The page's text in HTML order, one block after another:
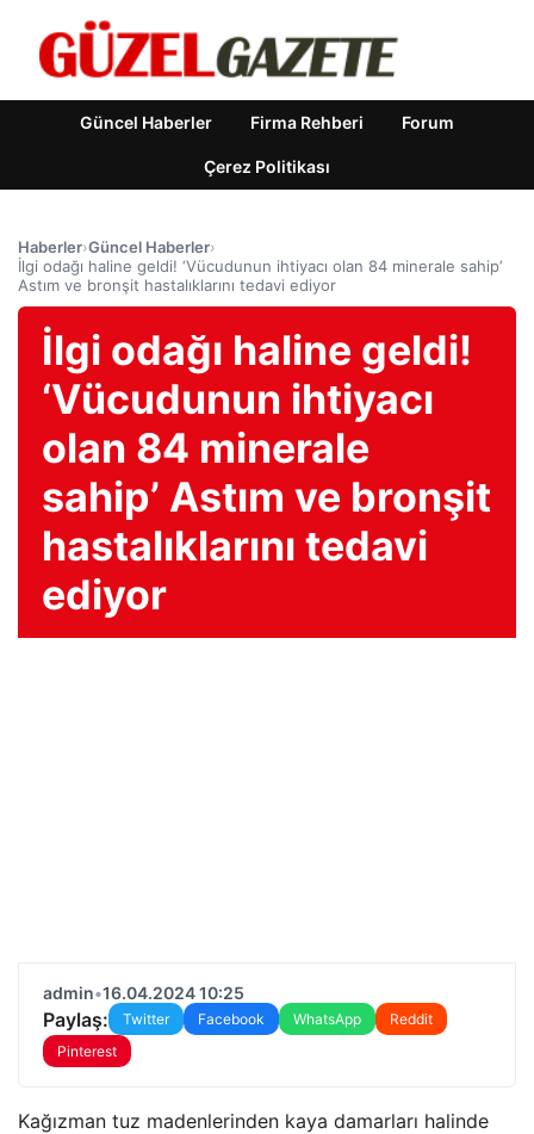
Güncel Haberler Firma Rehberi Forum
Çerez Politikası
Haberler›Güncel Haberler›
İlgi odağı haline geldi! ‘Vücudunun ihtiyacı olan 84 minerale sahip’
Astım ve bronşit hastalıklarını tedavi ediyor
İlgi odağı haline geldi!
‘Vücudunun ihtiyacı
olan 84 minerale
sahip’ Astım ve bronşit
hastalıklarını tedavi
ediyor
admin•16.04.2024 10:25
Paylaş: Twitter Facebook WhatsApp
Reddit
Pinterest
Kağızman tuz madenlerinden kaya damarları halinde